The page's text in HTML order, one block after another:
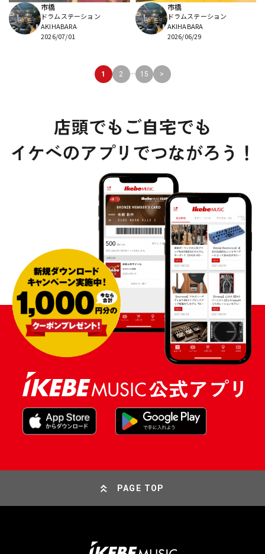
市橋
ドラムステーション
AKIHABARA
2026/07/01
市橋
ドラムステーション
AKIHABARA
2026/06/29
1 2 ... 15 >
PAGE TOP